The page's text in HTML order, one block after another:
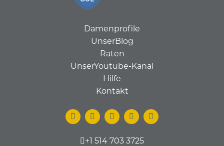
Damenprofile
UnserBlog
Raten
UnserYoutube-Kanal
Hilfe
Kontakt
+1 514 703 3725